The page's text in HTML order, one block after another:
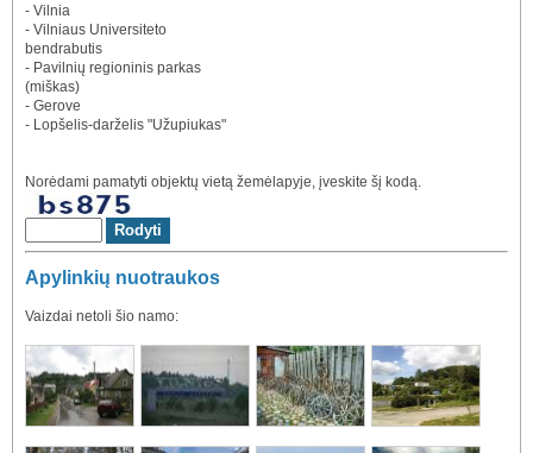
- Vilnia
- Vilniaus Universiteto
bendrabutis
- Pavilnių regioninis parkas
(miškas)
- Gerove
- Lopšelis-darželis "Užupiukas"
Norėdami pamatyti objektų vietą žemėlapyje, įveskite šį kodą.
Apylinkių nuotraukos
Vaizdai netoli šio namo: